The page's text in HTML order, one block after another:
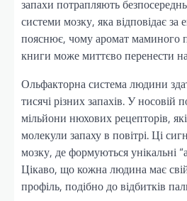
запахи потрапляють
системи мозку, яка відповідає за
пояснює, чому аромат маминого
книги може миттєво перенести
Ольфакторна система людини
тисячі різних запахів. У носовій
мільйони нюхових рецепторів,
молекули запаху в повітрі. Ці
мозку, де формуються унікальні
Цікаво, що кожна людина має
профіль, подібно до відбитків